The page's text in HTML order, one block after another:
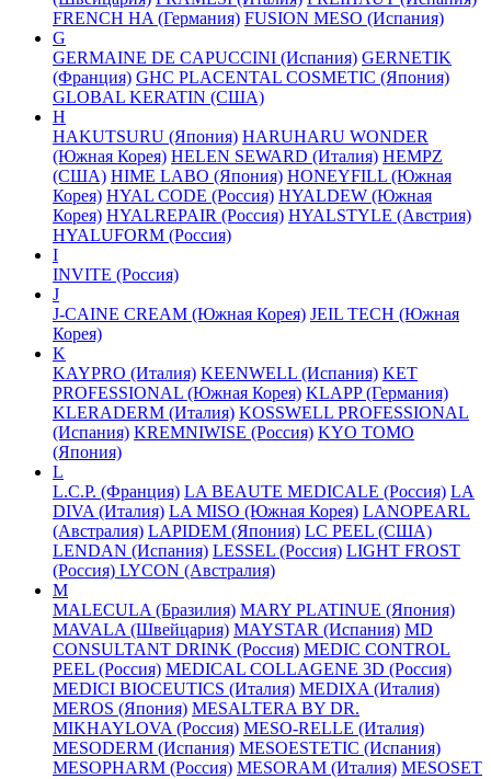
FRENCH HA (Германия) FUSION MESO (Испания)
G
GERMAINE DE CAPUCCINI (Испания) GERNETIK
(Франция) GHC PLACENTAL COSMETIC (Япония)
GLOBAL KERATIN (США)
H
HAKUTSURU (Япония) HARUHARU WONDER
(Южная Корея) HELEN SEWARD (Италия) HEMPZ
(США) HIME LABO (Япония) HONEYFILL (Южная
Корея) HYAL CODE (Россия) HYALDEW (Южная
Корея) HYALREPAIR (Россия) HYALSTYLE (Австрия)
HYALUFORM (Россия)
I
INVITE (Россия)
J
J-CAINE CREAM (Южная Корея) JEIL TECH (Южная
Корея)
K
KAYPRO (Италия) KEENWELL (Испания) KET
PROFESSIONAL (Южная Корея) KLAPP (Германия)
KLERADERM (Италия) KOSSWELL PROFESSIONAL
(Испания) KREMNIWISE (Россия) KYO TOMO
(Япония)
L
L.C.P. (Франция) LA BEAUTE MEDICALE (Россия) LA
DIVA (Италия) LA MISO (Южная Корея) LANOPEARL
(Австралия) LAPIDEM (Япония) LC PEEL (США)
LENDAN (Испания) LESSEL (Россия) LIGHT FROST
(Россия) LYCON (Австралия)
M
MALECULA (Бразилия) MARY PLATINUE (Япония)
MAVALA (Швейцария) MAYSTAR (Испания) MD
CONSULTANT DRINK (Россия) MEDIC CONTROL
PEEL (Россия) MEDICAL COLLAGENE 3D (Россия)
MEDICI BIOCEUTICS (Италия) MEDIXA (Италия)
MEROS (Япония) MESALTERA BY DR.
MIKHAYLOVA (Россия) MESO-RELLE (Италия)
MESODERM (Испания) MESOESTETIC (Испания)
MESOPHARM (Россия) MESORAM (Италия) MESOSET